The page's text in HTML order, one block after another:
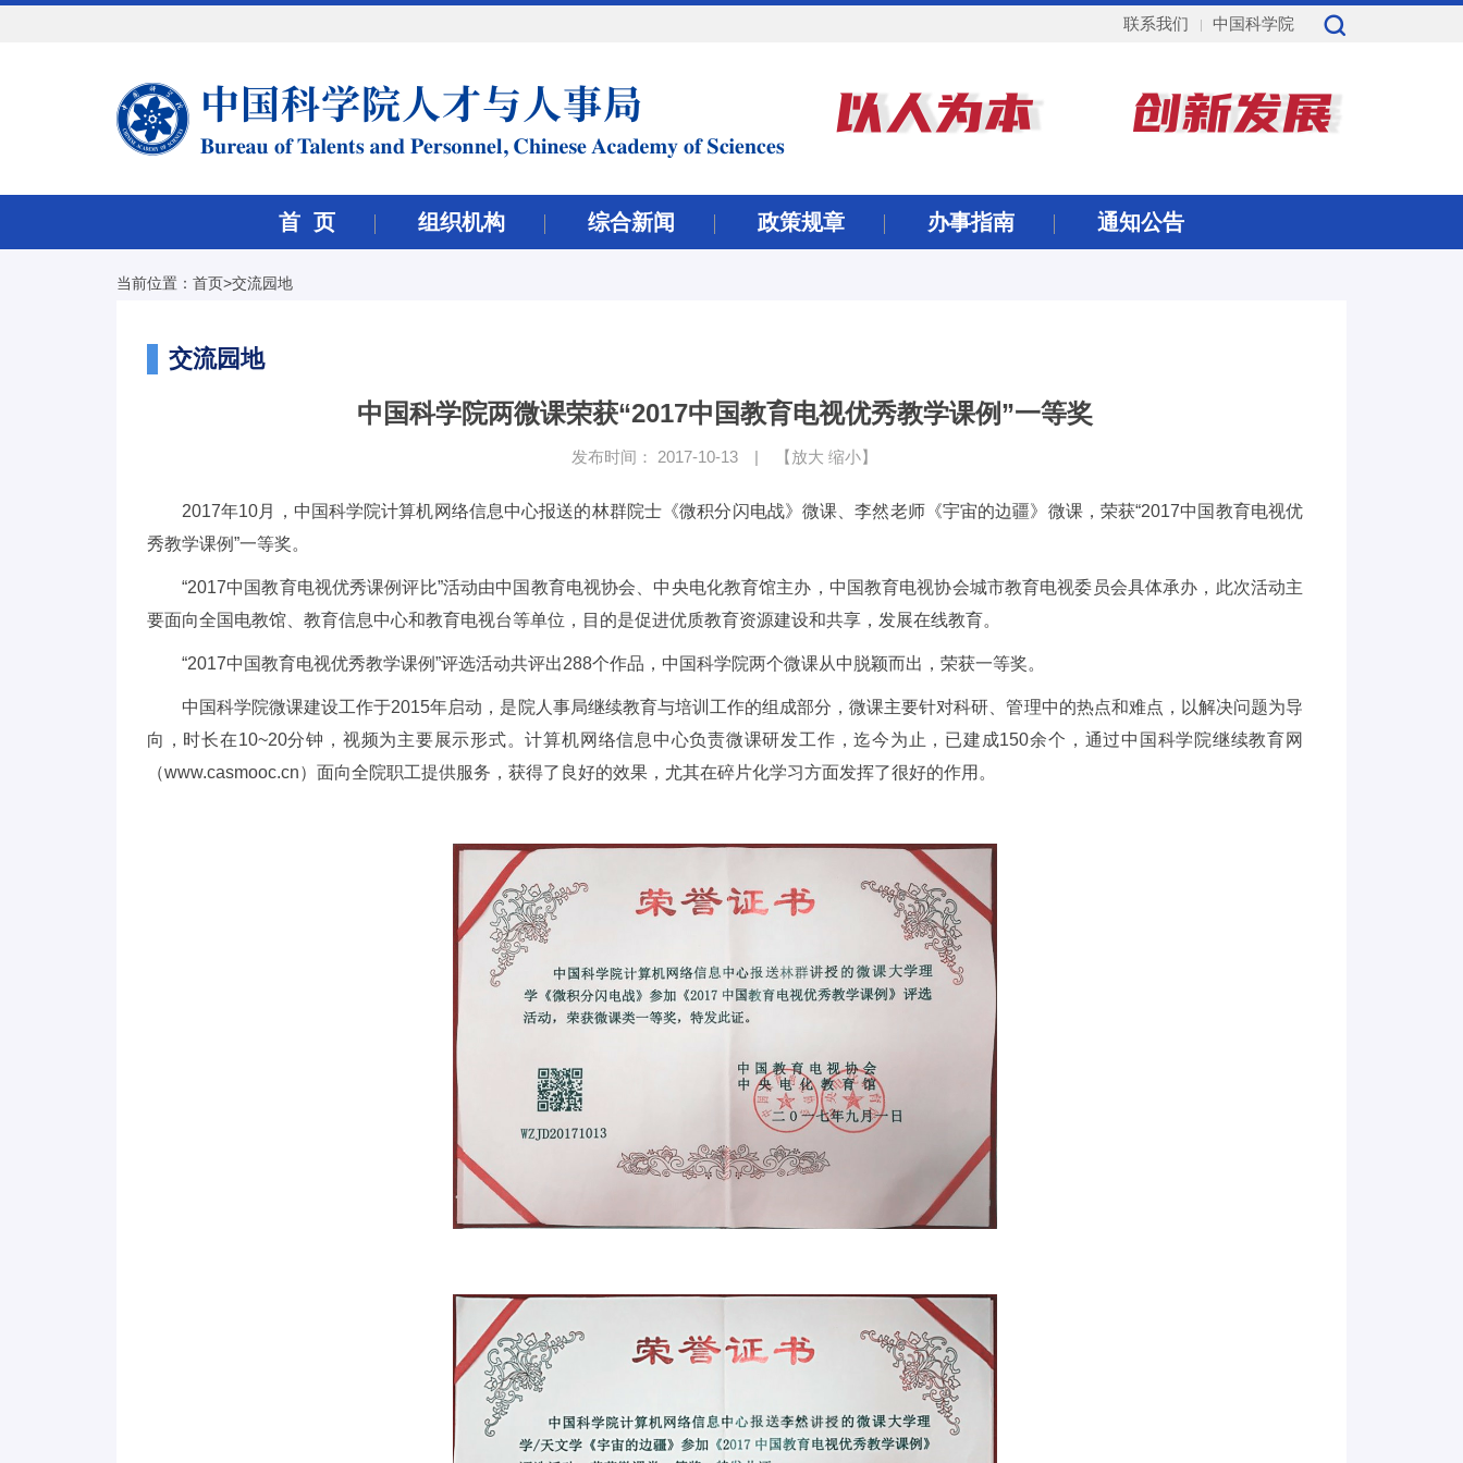
联系我们 中国科学院
首 页 组织机构 综合新闻 政策规章 办事指南 通知公告
当前位置： 首页>交流园地
交流园地
中国科学院两微课荣获“2017中国教育电视优秀教学课例”一等奖
发布时间： 2017-10-13 | 【放大 缩小】
2017年10月，中国科学院计算机网络信息中心报送的林群院士《微积分闪电战》微课、李然老师《宇宙的边疆》微课，荣获“2017中国教育电视优
秀教学课例”一等奖。
“2017中国教育电视优秀课例评比”活动由中国教育电视协会、中央电化教育馆主办，中国教育电视协会城市教育电视委员会具体承办，此次活动主
要面向全国电教馆、教育信息中心和教育电视台等单位，目的是促进优质教育资源建设和共享，发展在线教育。
“2017中国教育电视优秀教学课例”评选活动共评出288个作品，中国科学院两个微课从中脱颖而出，荣获一等奖。
中国科学院微课建设工作于2015年启动，是院人事局继续教育与培训工作的组成部分，微课主要针对科研、管理中的热点和难点，以解决问题为导
向，时长在10~20分钟，视频为主要展示形式。计算机网络信息中心负责微课研发工作，迄今为止，已建成150余个，通过中国科学院继续教育网
（www.casmooc.cn）面向全院职工提供服务，获得了良好的效果，尤其在碎片化学习方面发挥了很好的作用。